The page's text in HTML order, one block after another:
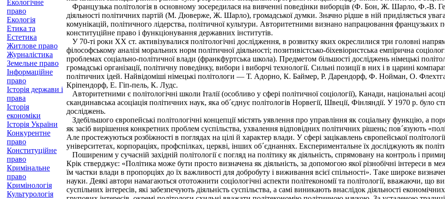
Екологічне
право
Екологія
Етика та
Естетика
Житлове право
Журналістика
Земельне право
Інформаційне
право
Історія держави і
права
Історія
економіки
Історія України
Конкурентне
право
Конституційне
право
Кримінальне
право
Кримінологія
Культурологія
Французька політологія в основному зосередилася на вивченні поведінки виборців (Ф. Бон, Ж. Шарло, Ф.-
діяльності політичних партій (М. Дюверже, Ж. Шарло), громадської думки. Значно рідше в ній приділяється
комунікацій, політичного лідерства, політичної культури. Авторитетними визнано напрацювання французьких
конституційне право і функціонування державних інститутів.
У 70-ті роки XX ст. активізувалися політологічні дослідження, в розвитку яких окреслилися три головні
філософському аналізі моральних норм політичної діяльності; позитивістсько-біхевіористська емпірична
проблемах соціально-політичної влади (франкфуртська школа). Предметом більшості досліджень німецькі
громадські організації, політичну поведінку, вибори і виборчі технології. Сильні позиції в них і в царині
політичних ідей. Найвідоміші німецькі політологи — Т. Адорно, К. Баймер, Р. Дарендорф, Ф. Нойман, О.
Кріпендорф, Е. Гіп-пель, К. Лудс.
Авторитетними є політологічні школи Італії (особливо у сфері політичної соціології), Канади, національні
скандинавська асоціація політичних наук, яка об´єднує політологів Норвегії, Швеції, Фінляндії. У 1970 р. було
досліджень.
Здебільшого європейські політологічні концепції містять уявлення про управління як соціальну функцію, а
як засіб вирішення конкретних проблем суспільства, ухвалення відповідних політичних рішень; пов´язують
Але простежуються розбіжності в поглядах на цілі й характер влади. У сфері зацікавлень європейської
університетах, корпораціях, профспілках, церкві, інших об´єднаннях. Експериментальне їх досліджують як
Поширеним у сучасній західній політології є погляд на політику як діяльність, спрямовану на контроль і
Крік стверджує: «Політика може бути просто визначена як діяльність, за допомогою якої різнобічні інтереси в
їм частки влади в пропорціях до їх важливості для добробуту і виживання всієї спільності». Таке широке
науки. Деякі автори намагаються ототожнити соціологічні аспекти політекономії та політології, вважаючи,
суспільних інтересів, які забезпечують діяльність суспільства, а самі виникають внаслідок діяльності